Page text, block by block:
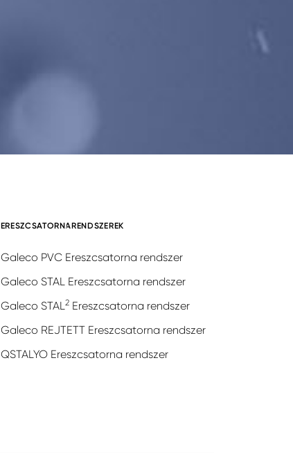
ERESZCSATORNARENDSZEREK
Galeco PVC Ereszcsatorna rendszer
Galeco STAL Ereszcsatorna rendszer
Galeco STAL2Ereszcsatorna rendszer
Galeco REJTETT Ereszcsatorna rendszer
QSTALYO Ereszcsatorna rendszer